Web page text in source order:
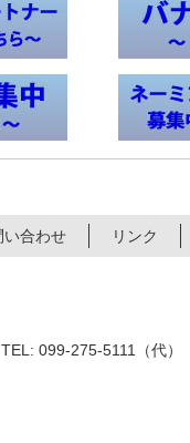
い合わせ リンク
099-275-5111（代）